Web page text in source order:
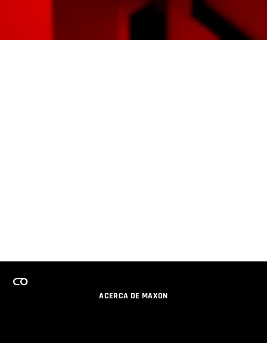
ACERCA DE MAXON